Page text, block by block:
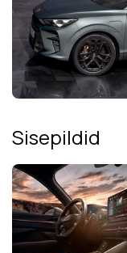
Sisepildid